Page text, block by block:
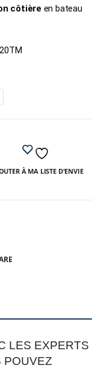
côtière en bateau
À MA LISTE D'ENVIE
LES EXPERTS
POUVEZ